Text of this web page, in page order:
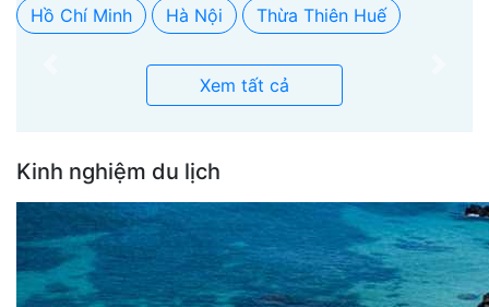
Hồ Chí Minh
Hà Nội Thừa Thiên Huế
Xem tất cả
Kinh nghiệm du lịch